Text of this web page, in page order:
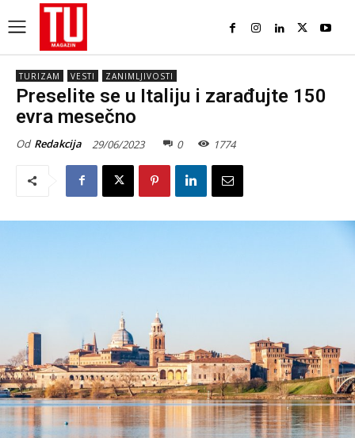
TURIZAM VESTI ZANIMLJIVOSTI
Preselite se u Italiju i zarađujte 150
evra mesečno
Od Redakcija 29/06/2023 0 1774